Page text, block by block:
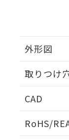
外形図
取りつけ
CAD
RoHS/